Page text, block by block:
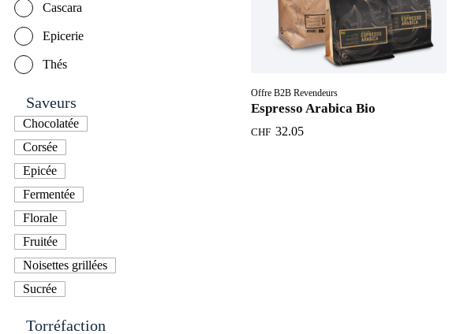
Cascara
Epicerie
Thés
Saveurs
Chocolatée
Corsée
Epicée
Fermentée
Florale
Fruitée
Noisettes grillées
Sucrée
Torréfaction
Offre B2B Revendeurs
Espresso Arabica Bio
CHF 32.05